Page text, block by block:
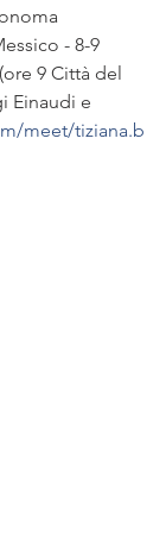
- 8-9
9 Città del
Einaudi e
meet/tiziana.b